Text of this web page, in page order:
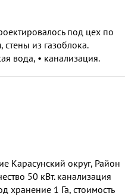
под цех по
из газоблока.
вода, • канализация.
Карасунский округ, Район
50 кВт. канализация
хранение 1 Га, стоимость